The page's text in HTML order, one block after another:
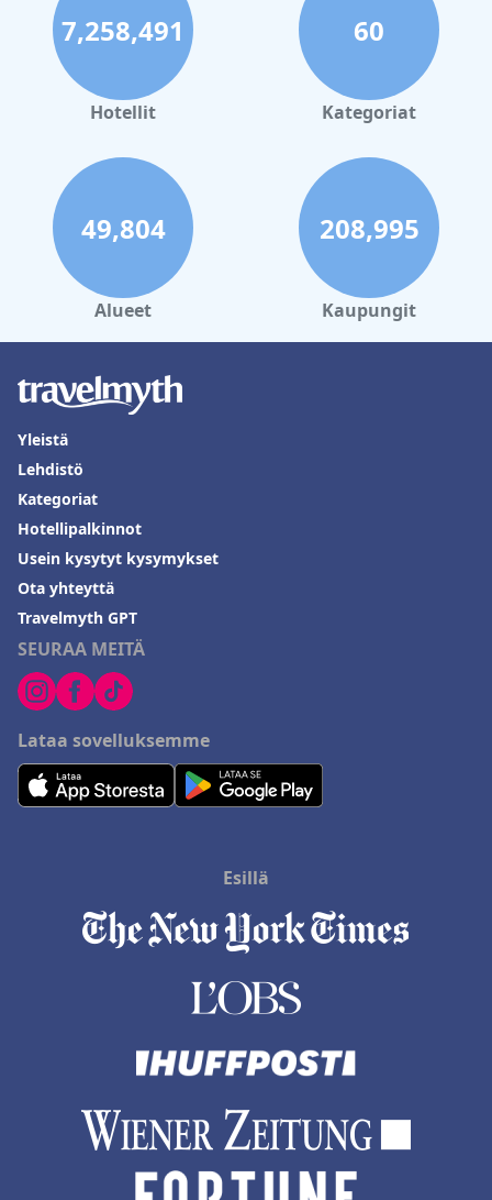
7,258,491
Hotellit
60
Kategoriat
49,804
Alueet
208,995
Kaupungit
SEURAA MEITÄ
Lataa sovelluksemme
Yleistä
Lehdistö
Kategoriat
Hotellipalkinnot
Usein kysytyt kysymykset
Ota yhteyttä
Travelmyth GPT
Esillä